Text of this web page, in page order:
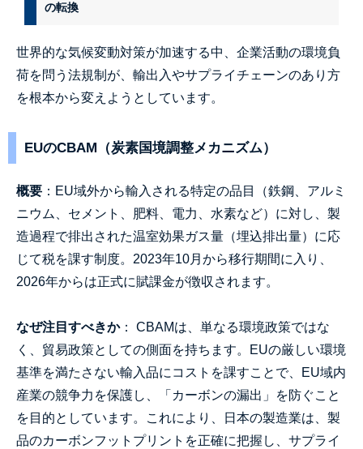
の転換
世界的な気候変動対策が加速する中、企業活動の環境負
荷を問う法規制が、輸出入やサプライチェーンのあり方
を根本から変えようとしています。
EUのCBAM（炭素国境調整メカニズム）
概要 ：EU域外から輸入される特定の品目（鉄鋼、アルミ
ニウム、セメント、肥料、電力、水素など）に対し、製
造過程で排出された温室効果ガス量（埋込排出量）に応
じて税を課す制度。2023年10月から移行期間に入り、
2026年からは正式に賦課金が徴収されます。
なぜ注目すべきか： CBAMは、単なる環境政策ではな
く、貿易政策としての側面を持ちます。EUの厳しい環境
基準を満たさない輸入品にコストを課すことで、EU域内
産業の競争力を保護し、「カーボンの漏出」を防ぐこと
を目的としています。これにより、日本の製造業は、製
品のカーボンフットプリントを正確に把握し、サプライ